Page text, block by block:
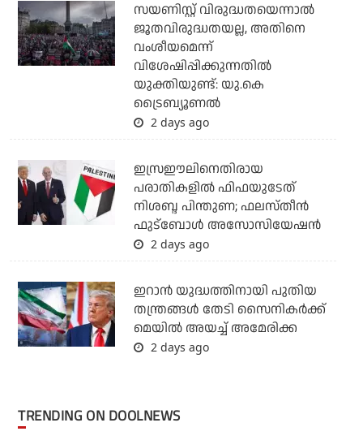
സയണിസ്റ്റ് വിരുദ്ധതയെന്നാല്‍
ജൂതവിരുദ്ധതയല്ല, അതിനെ
വംശീയമെന്ന്
വിശേഷിപ്പിക്കുന്നതില്‍
യുക്തിയുണ്ട്: യു.കെ
ട്രൈബ്യൂണല്‍
2 days ago
ഇസ്രഈലിനെതിരായ
പരാതികളില്‍ ഫിഫയുടേത്
നിശബ്ദ പിന്തുണ; ഫലസ്തീന്‍
ഫുട്‌ബോള്‍ അസോസിയേഷന്‍
2 days ago
ഇറാന്‍ യുദ്ധത്തിനായി പുതിയ
തന്ത്രങ്ങള്‍ തേടി സൈനികര്‍ക്ക്
മെയില്‍ അയച്ച് അമേരിക്ക
2 days ago
TRENDING ON DOOLNEWS